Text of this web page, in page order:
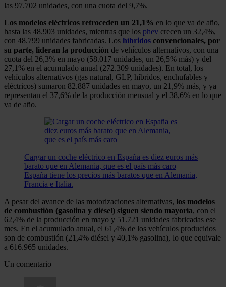
las 97.702 unidades, con una cuota del 9,7%.
Los modelos eléctricos retroceden un 21,1% en lo que va de año,
hasta las 48.903 unidades, mientras que los phev crecen un 32,4%,
con 48.799 unidades fabricadas. Los híbridos convencionales, por
su parte, lideran la producción de vehículos alternativos, con una
cuota del 26,3% en mayo (58.017 unidades, un 26,5% más) y del
27,1% en el acumulado anual (272.309 unidades). En total, los
vehículos alternativos (gas natural, GLP, híbridos, enchufables y
eléctricos) sumaron 82.887 unidades en mayo, un 21,9% más, y ya
representan el 37,6% de la producción mensual y el 38,6% en lo que
va de año.
Cargar un coche eléctrico en España es diez euros más
barato que en Alemania, que es el país más caro
España tiene los precios más baratos que en Alemania,
Francia e Italia.
A pesar del avance de las motorizaciones alternativas, los modelos
de combustión (gasolina y diésel) siguen siendo mayoría, con el
62,4% de la producción en mayo y 51.721 unidades fabricadas ese
mes. En el acumulado anual, el 61,4% de los vehículos producidos
son de combustión (21,4% diésel y 40,1% gasolina), lo que equivale
a 616.965 unidades.
Un comentario